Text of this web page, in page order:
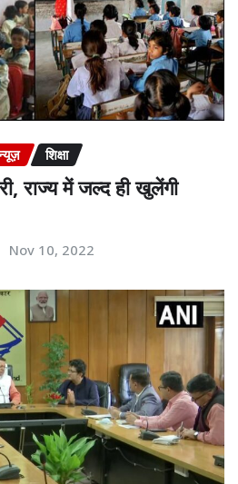
शिक्षा
राज्य में जल्द ही खुलेंगी
Nov 10, 2022